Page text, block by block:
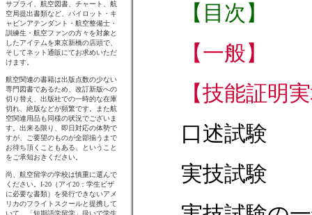
【目次】
【一般】
【技能証明
口述試験
実技試験